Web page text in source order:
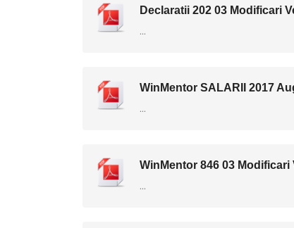
Declaratii 202 03 Modificari
...
WinMentor SALARII 2017
...
WinMentor 846 03
...